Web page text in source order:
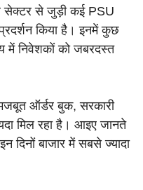
सेक्टर से जुड़ी कई PSU
किया है। इनमें कुछ
में निवेशकों को जबरदस्त
ऑर्डर बुक, सरकारी
मिल रहा है। आइए जानते
दिनों बाजार में सबसे ज्यादा